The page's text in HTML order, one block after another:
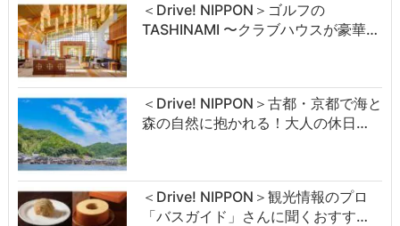
＜Drive! NIPPON＞ゴルフの
TASHINAMI 〜クラブハウスが豪華…
＜Drive! NIPPON＞古都・京都で海と
森の自然に抱かれる！大人の休日…
＜Drive! NIPPON＞観光情報のプロ
「バスガイド」さんに聞くおすす…